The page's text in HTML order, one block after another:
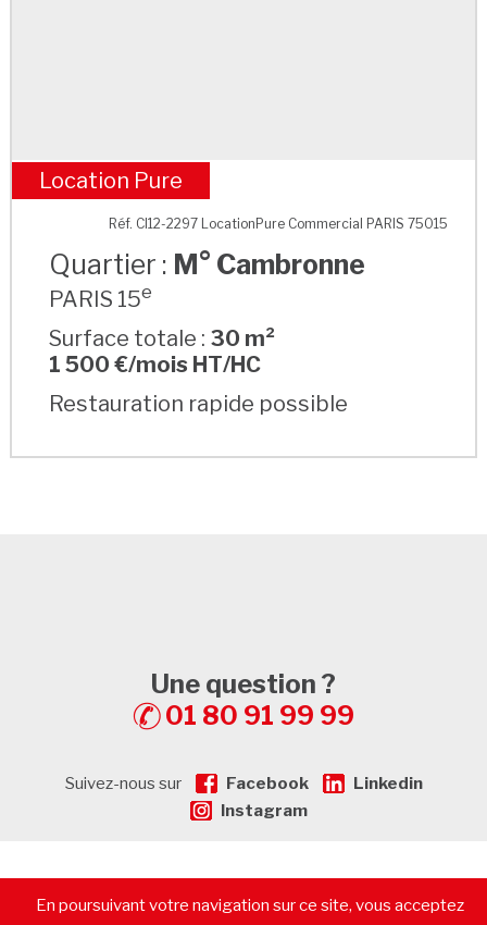
M° Cambronne
Location Pure
Réf. CI12-2297 LocationPure Commercial PARIS 75015
Quartier : M° Cambronne
PARIS 15e
Surface totale : 30 m²
1 500 €/mois HT/HC
Restauration rapide possible
Une question ?
01 80 91 99 99
Suivez-nous sur Facebook
Linkedin
Instagram
légales-Plan de Site-Recrutement -Calculatrice de prêt
En poursuivant votre navigation sur ce site, vous acceptez